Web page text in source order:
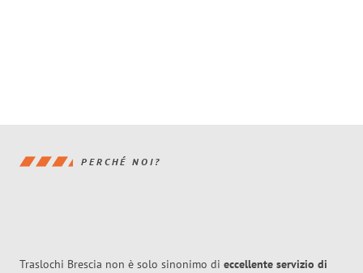
PERCHÉ NOI?
Traslochi Brescia non è solo sinonimo di eccellente servizio di